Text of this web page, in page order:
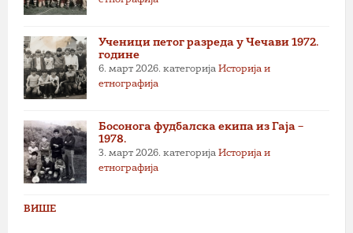
Ученици петог разреда у Чечави 1972.
године
6. март 2026. категорија Историја и
етнографија
Босонога фудбалска екипа из Гаја –
1978.
3. март 2026. категорија Историја и
етнографија
ВИШЕ